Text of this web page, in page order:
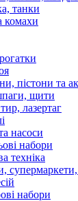
танки
комахи
пістони та
щити
лазертаг
насоси
набори
техніка
набори